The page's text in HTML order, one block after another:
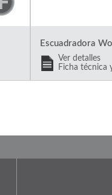
Escuadradora
Ver detalles
Ficha técnica